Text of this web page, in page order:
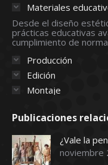
new
window
in
new
window
in
new
window
in
new
window
in
Materiales
Desde el diseño
prácticas educativas
cumplimiento de
Producción
Edición
Montaje
Publicaciones
¿Vale la
noviembre